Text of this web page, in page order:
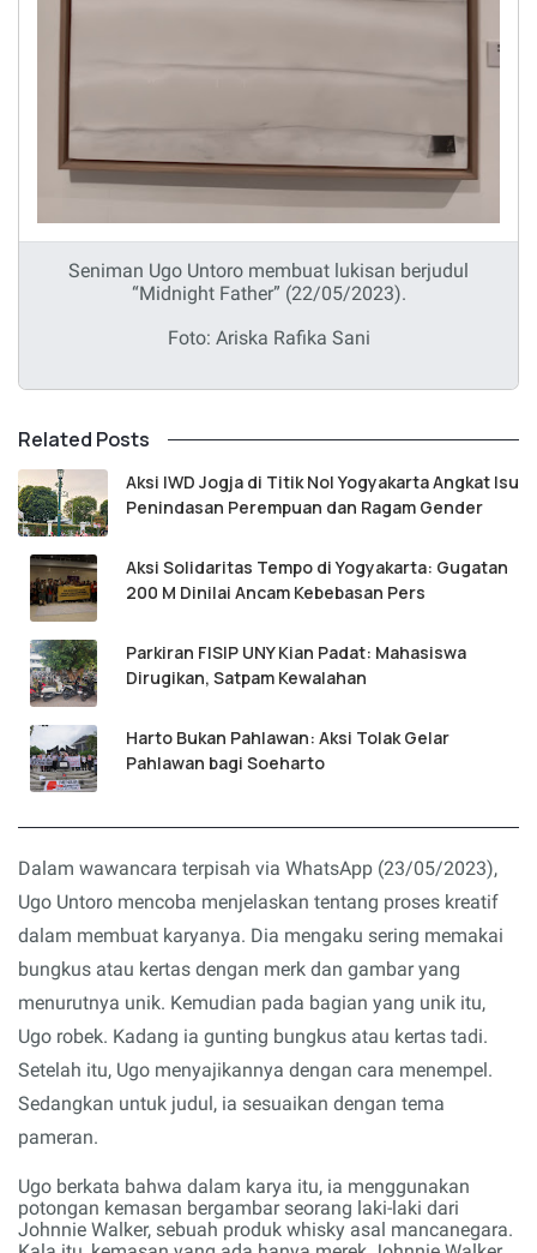
Seniman Ugo Untoro membuat lukisan berjudul
“Midnight Father” (22/05/2023).
Foto: Ariska Rafika Sani
Related Posts
Aksi IWD Jogja di Titik Nol Yogyakarta Angkat Isu
Penindasan Perempuan dan Ragam Gender
Aksi Solidaritas Tempo di Yogyakarta: Gugatan
200 M Dinilai Ancam Kebebasan Pers
Parkiran FISIP UNY Kian Padat: Mahasiswa
Dirugikan, Satpam Kewalahan
Harto Bukan Pahlawan: Aksi Tolak Gelar
Pahlawan bagi Soeharto
Dalam wawancara terpisah via WhatsApp (23/05/2023),
Ugo Untoro mencoba menjelaskan tentang proses kreatif
dalam membuat karyanya. Dia mengaku sering memakai
bungkus atau kertas dengan merk dan gambar yang
menurutnya unik. Kemudian pada bagian yang unik itu,
Ugo robek. Kadang ia gunting bungkus atau kertas tadi.
Setelah itu, Ugo menyajikannya dengan cara menempel.
Sedangkan untuk judul, ia sesuaikan dengan tema
pameran.
Ugo berkata bahwa dalam karya itu, ia menggunakan
potongan kemasan bergambar seorang laki-laki dari
Johnnie Walker, sebuah produk whisky asal mancanegara.